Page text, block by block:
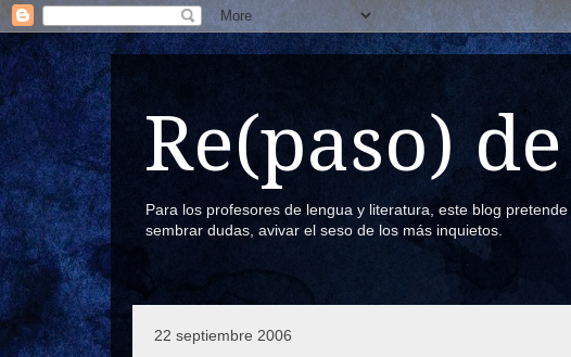
Re(paso)
Para los profesores de lengua y literatura, este blog
sembrar dudas, avivar el seso de los más inquietos.
22 septiembre 2006